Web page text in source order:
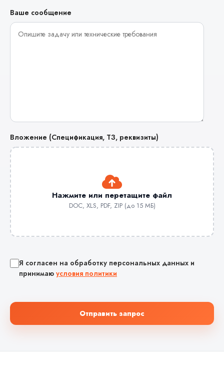
Ваше сообщение
Вложение (Спецификация, ТЗ, реквизиты)
Нажмите или перетащите файл
DOC, XLS, PDF, ZIP (до 15 МБ)
Я согласен на обработку персональных данных и
принимаю условия политики
Отправить запрос